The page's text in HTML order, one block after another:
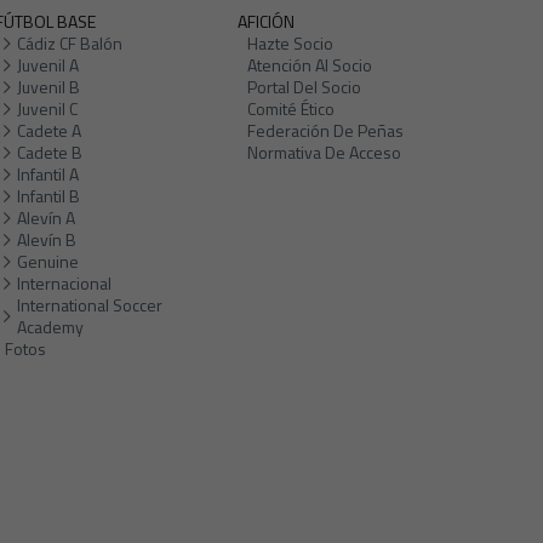
BASE
Cádiz CF Balón
Juvenil A
Juvenil B
Juvenil C
Cadete A
Cadete B
Infantil A
Infantil B
Alevín A
Alevín B
Genuine
Internacional
International Soccer
Academy
Fotos
AFICIÓN
Hazte Socio
Atención Al Socio
Portal Del Socio
Comité Ético
Federación De Peñas
Normativa De Acceso